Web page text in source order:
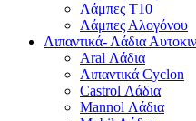
Λάμπες T10
Λάμπες Αλογόνου
Λιπαντικά- Λάδια
Aral Λάδια
Λιπαντικά Cyclon
Castrol Λάδια
Mannol Λάδια